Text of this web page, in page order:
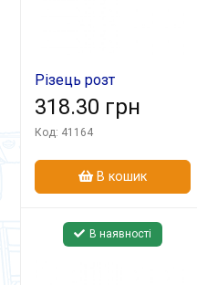
Різець розт
20х20х140 Т15К6 гл.
318.30 грн
Код: 41164
В кошик
В наявності